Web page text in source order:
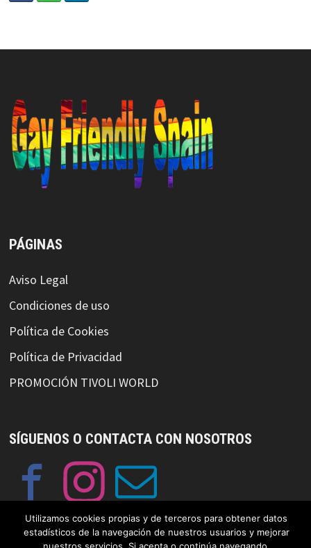
PÁGINAS
Aviso Legal
Condiciones de uso
Política de Cookies
Política de Privacidad
PROMOCIÓN TIVOLI WORLD
SÍGUENOS O CONTACTA CON NOSOTROS
Utilizamos cookies propias y de terceros para obtener datos
estadísticos de la navegación de nuestros usuarios y mejorar